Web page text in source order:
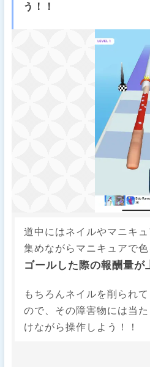
う！！
道中にはネイルやマニキ
集めながらマニキュアで
ゴールした際の報酬量が
もちろんネイルを削られ
ので、その障害物には当
けながら操作しよう！！